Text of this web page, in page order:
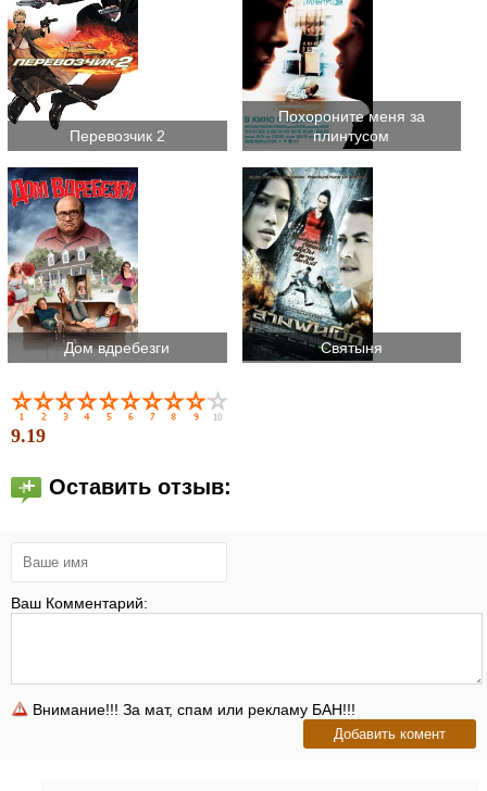
Перевозчик 2
Похороните меня за
плинтусом
Дом вдребезги Святыня
9.19
Оставить отзыв:
Ваш Комментарий:
Внимание!!! За мат, спам или рекламу БАН!!!